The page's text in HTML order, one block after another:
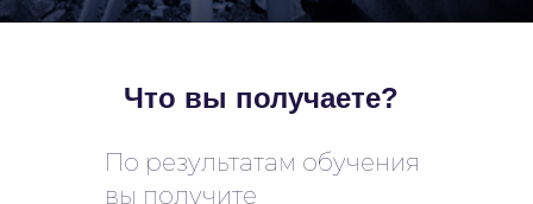
Что вы получаете?
По результатам обучения
вы получите